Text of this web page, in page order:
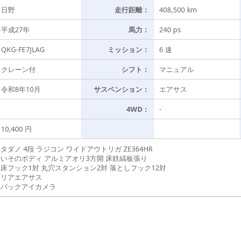
日野 走行距離： 408,500 km
平成27年 馬力： 240 ps
QKG-FE7JLAG ミッション： 6 速
クレーン付 シフト： マニュアル
令和8年10月 サスペンション： エアサス
4WD： -
10,400 円
タダノ 4段 ラジコン ワイドアウトリガ ZE364HR
いそのボディ アルミアオリ3方開 床鉄縞板張り
床フック1対 丸穴スタンション2対 落としフック12対
リアエアサス
バックアイカメラ